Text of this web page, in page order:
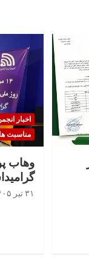
اخبار
مناسبت ها
وهاب
۳۱ تیر ۱۴۰۵